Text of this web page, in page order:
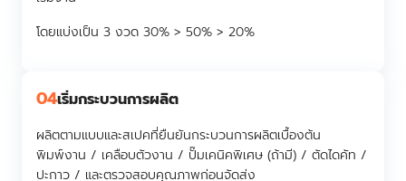
โดยแบ่งเป็น 3 งวด 30% > 50% > 20%
04เริ่มกระบวนการผลิต
ผลิตตามแบบและสเปคที่ยืนยันกระบวนการผลิตเบื้องต้น
พิมพ์งาน / เคลือบตัวงาน / ปั๊มเคนิคพิเศษ (ถ้ามี) / ตัดไดคัท /
ปะกาว / และตรวจสอบคุณภาพก่อนจัดส่ง